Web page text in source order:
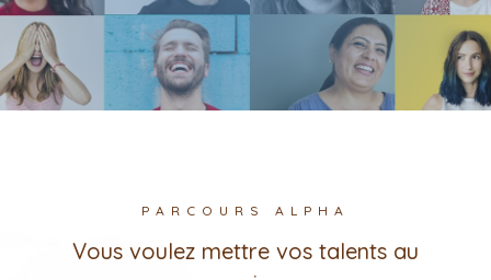
PARCOURS ALPHA
Vous voulez mettre vos talents au